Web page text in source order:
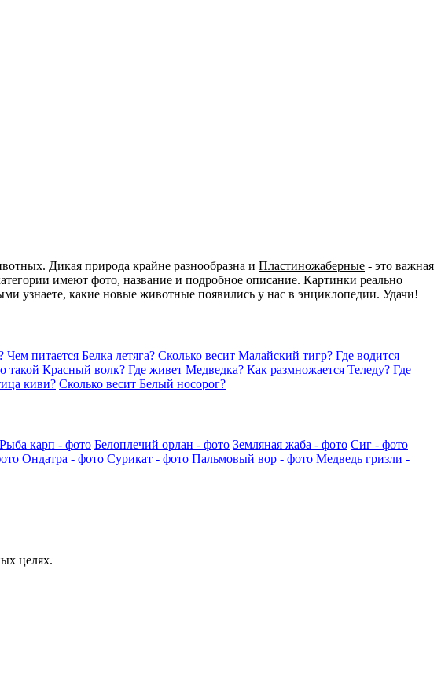
Дикая природа крайне разнообразна и Пластиножаберные - это важная
имеют фото, название и подробное описание. Картинки реально
узнаете, какие новые животные появились у нас в энциклопедии. Удачи!
Чем питается Белка летяга? Сколько весит Малайский тигр? Где водится
такой Красный волк? Где живет Медведка? Как размножается Теледу? Где
киви? Сколько весит Белый носорог?
Рыба карп - фото Белоплечий орлан - фото Земляная жаба - фото Сиг - фото
Ондатра - фото Сурикат - фото Пальмовый вор - фото Медведь гризли -
целях.